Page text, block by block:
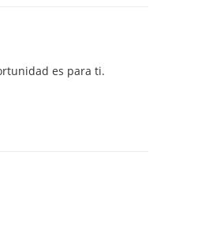
es para ti.